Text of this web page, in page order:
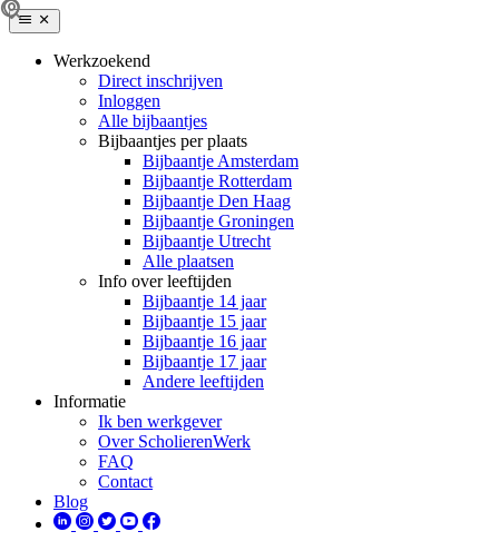
Werkzoekend
Direct inschrijven
Inloggen
Alle bijbaantjes
Bijbaantjes per plaats
Bijbaantje Amsterdam
Bijbaantje Rotterdam
Bijbaantje Den Haag
Bijbaantje Groningen
Bijbaantje Utrecht
Alle plaatsen
Info over leeftijden
Bijbaantje 14 jaar
Bijbaantje 15 jaar
Bijbaantje 16 jaar
Bijbaantje 17 jaar
Andere leeftijden
Informatie
Ik ben werkgever
Over ScholierenWerk
FAQ
Contact
Blog